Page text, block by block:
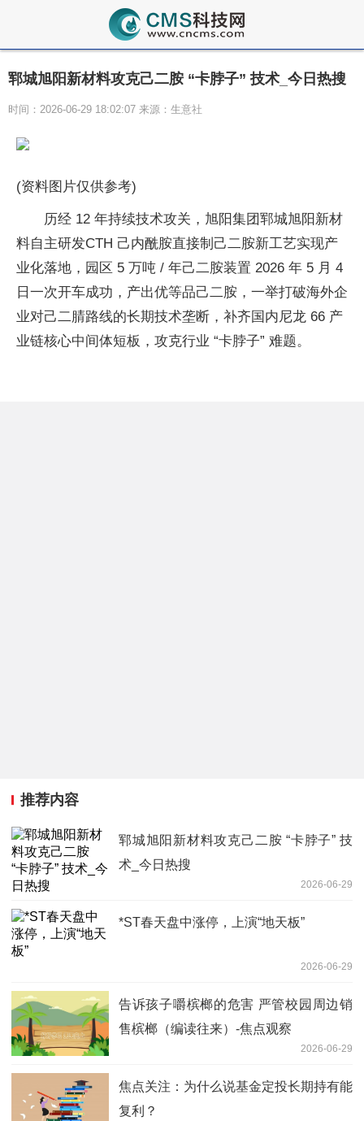
郓城旭阳新材料攻克己二胺 “卡脖子” 技术_今日热搜
时间：2026-06-29 18:02:07 来源：生意社
(资料图片仅供参考)
历经 12 年持续技术攻关，旭阳集团郓城旭阳新材
料自主研发CTH 己内酰胺直接制己二胺新工艺实现产
业化落地，园区 5 万吨 / 年己二胺装置 2026 年 5 月 4
日一次开车成功，产出优等品己二胺，一举打破海外企
业对己二腈路线的长期技术垄断，补齐国内尼龙 66 产
业链核心中间体短板，攻克行业 “卡脖子” 难题。
推荐内容
郓城旭阳新材料攻克己二胺 “卡脖子” 技
术_今日热搜
2026-06-29
*ST春天盘中涨停，上演“地天板”
2026-06-29
告诉孩子嚼槟榔的危害 严管校园周边销
售槟榔（编读往来）-焦点观察
2026-06-29
焦点关注：为什么说基金定投长期持有能
复利？